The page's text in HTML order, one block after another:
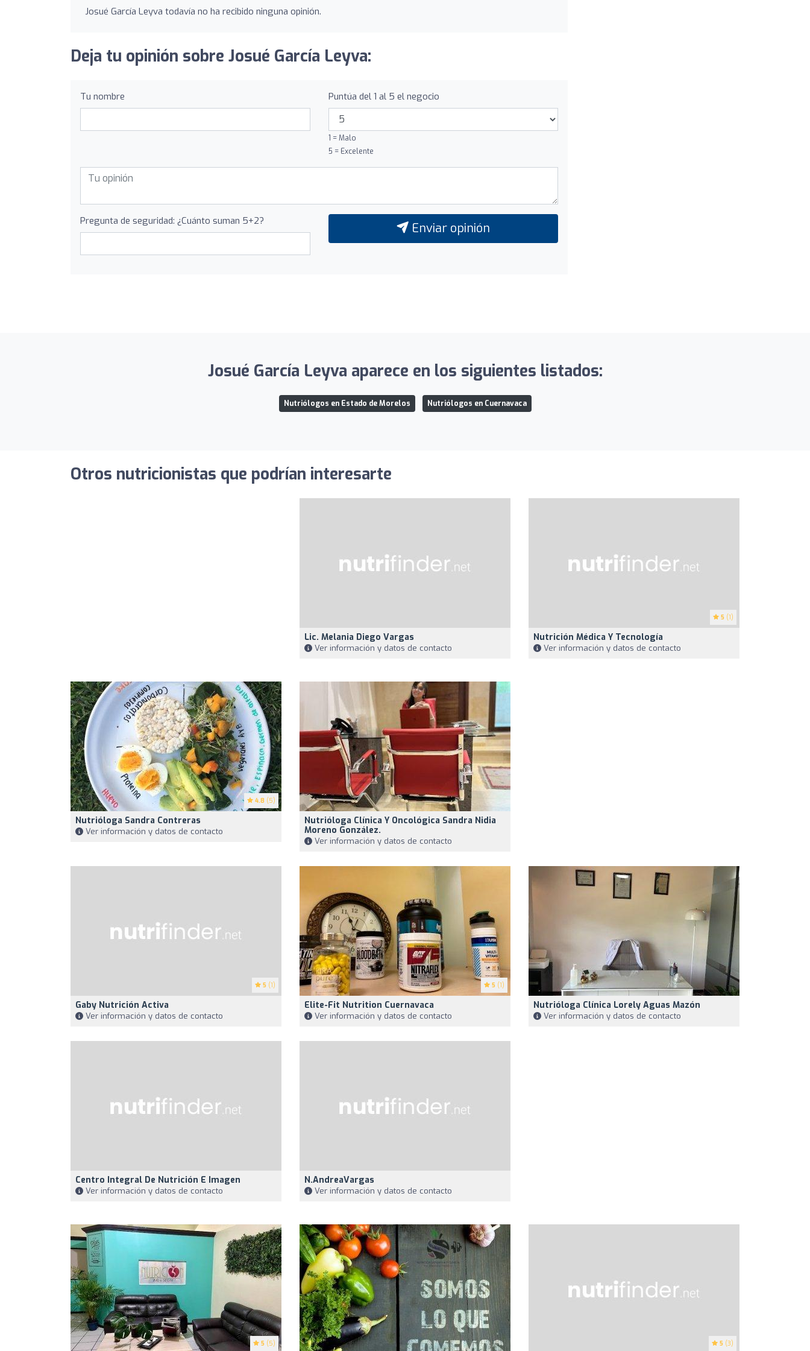
Josué García Leyva todavía no ha recibido ninguna opinión.
Deja tu opinión sobre Josué García Leyva:
Tu nombre Puntúa del 1 al 5 el negocio
1 = Malo
5 = Excelente
Pregunta de seguridad: ¿Cuánto suman 5+2? Enviar opinión
Josué García Leyva aparece en los siguientes listados:
Nutriólogos en Estado de Morelos Nutriólogos en Cuernavaca
Otros nutricionistas que podrían interesarte
Lic. Melania Diego Vargas
Ver información y datos de contacto
5 (1)
Nutrición Médica Y Tecnología
Ver información y datos de contacto
4.8 (5)
Nutrióloga Sandra Contreras
Ver información y datos de contacto
Nutrióloga Clínica Y Oncológica Sandra Nidia
Moreno González.
Ver información y datos de contacto
5 (1)
Gaby Nutrición Activa
Ver información y datos de contacto
5 (1)
Elite-Fit Nutrition Cuernavaca
Ver información y datos de contacto
Nutrióloga Clínica Lorely Aguas Mazón
Ver información y datos de contacto
Centro Integral De Nutrición E Imagen
Ver información y datos de contacto
N.AndreaVargas
Ver información y datos de contacto
5 (5) 5 (3)